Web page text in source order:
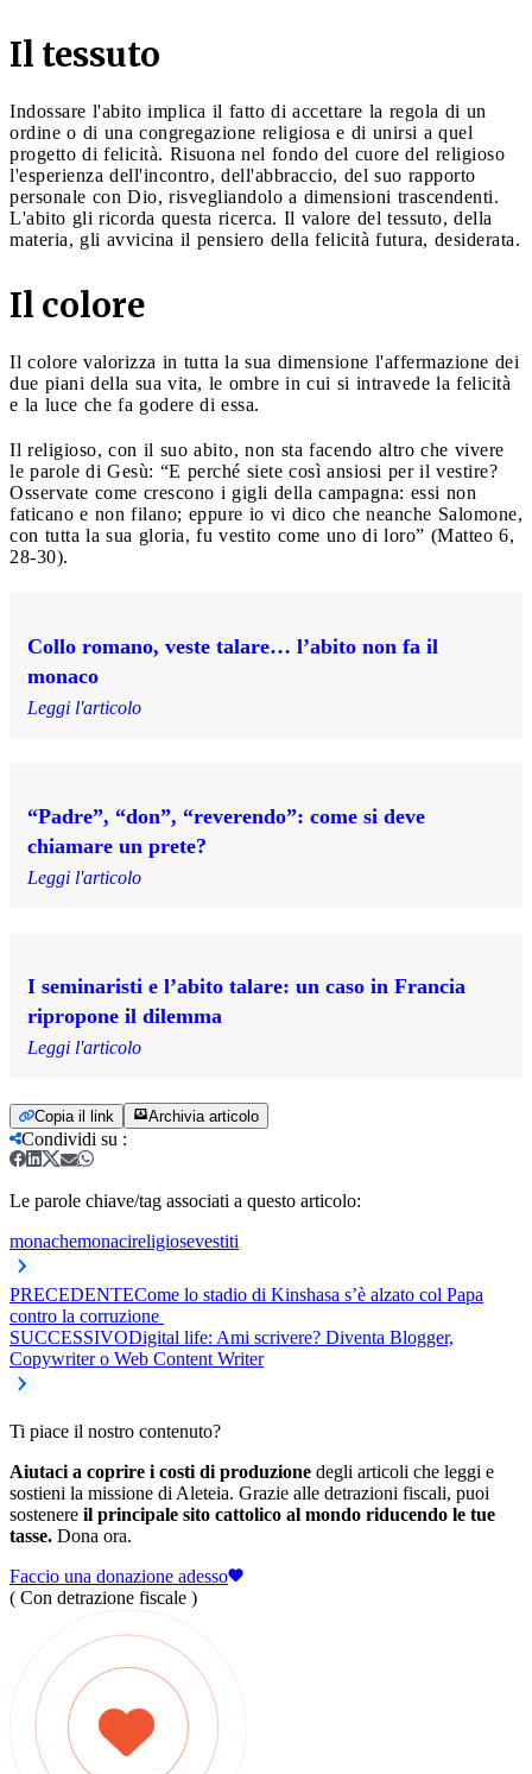
Il tessuto
Indossare l'abito implica il fatto di accettare la regola di un
ordine o di una congregazione religiosa e di unirsi a quel
progetto di felicità. Risuona nel fondo del cuore del religioso
l'esperienza dell'incontro, dell'abbraccio, del suo rapporto
personale con Dio, risvegliandolo a dimensioni trascendenti.
L'abito gli ricorda questa ricerca. Il valore del tessuto, della
materia, gli avvicina il pensiero della felicità futura, desiderata.
Il colore
Il colore valorizza in tutta la sua dimensione l'affermazione dei
due piani della sua vita, le ombre in cui si intravede la felicità
e la luce che fa godere di essa.
Il religioso, con il suo abito, non sta facendo altro che vivere
le parole di Gesù: “E perché siete così ansiosi per il vestire?
Osservate come crescono i gigli della campagna: essi non
faticano e non filano; eppure io vi dico che neanche Salomone,
con tutta la sua gloria, fu vestito come uno di loro” (Matteo 6,
28-30).
Collo romano, veste talare… l’abito non fa il
monaco
Leggi l'articolo
“Padre”, “don”, “reverendo”: come si deve
chiamare un prete?
Leggi l'articolo
I seminaristi e l’abito talare: un caso in Francia
ripropone il dilemma
Leggi l'articolo
Copia il link Archivia articolo
Condividi su :
Le parole chiave/tag associati a questo articolo:
monachemonacireligiosevestiti
PRECEDENTECome lo stadio di Kinshasa s’è alzato col Papa
contro la corruzione
SUCCESSIVODigital life: Ami scrivere? Diventa Blogger,
Copywriter o Web Content Writer
Ti piace il nostro contenuto?
Aiutaci a coprire i costi di produzione degli articoli che leggi e
sostieni la missione di Aleteia. Grazie alle detrazioni fiscali, puoi
sostenere il principale sito cattolico al mondo riducendo le tue
tasse. Dona ora.
Faccio una donazione adesso
( Con detrazione fiscale )